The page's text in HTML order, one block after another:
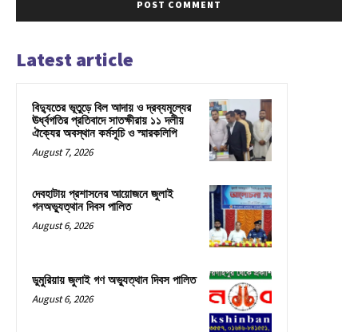
Latest article
বিদ্যুতের ভূতুড়ে বিল আদায় ও দ্রব্যমূল্যের
ঊর্ধ্বগতির প্রতিবাদে সাতক্ষীরায় ১১ দলীয়
ঐক্যের অবস্থান কর্মসূচি ও স্মারকলিপি
August 7, 2026
দেবহাটায় প্রশাসনের আয়োজনে জুলাই
গনঅভ্যুত্থান দিবস পালিত
August 6, 2026
ডুমুরিয়ায় জুলাই গণ অভ্যুত্থান দিবস পালিত
August 6, 2026